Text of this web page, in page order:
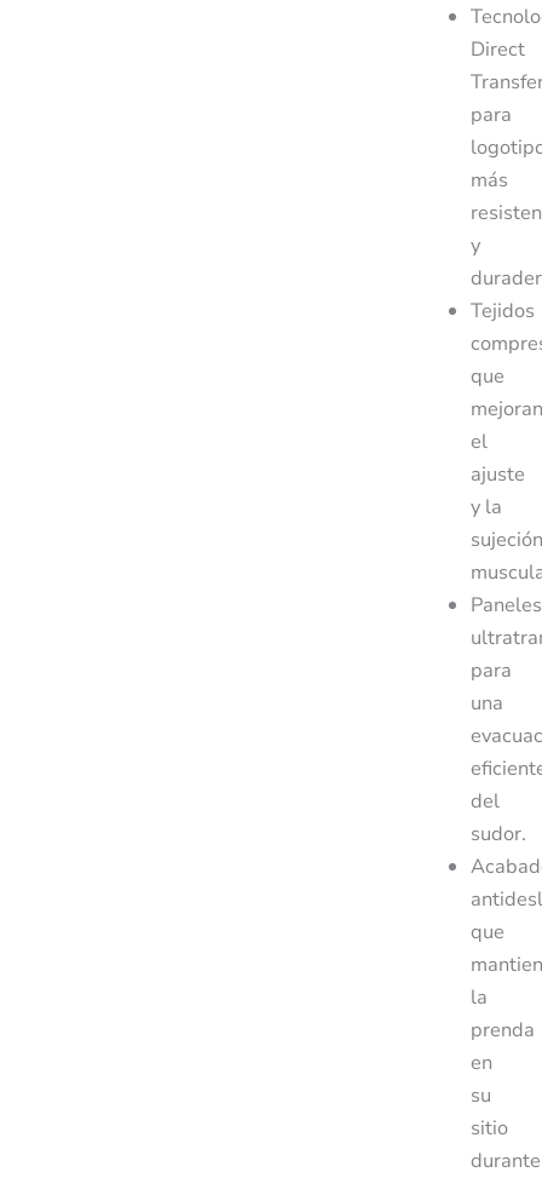
Direct
para
más
y
Tejidos
que
mejoran
el
ajuste
y la
sujeción
Paneles
para
una
del
sudor.
que
la
prenda
en
su
sitio
durante